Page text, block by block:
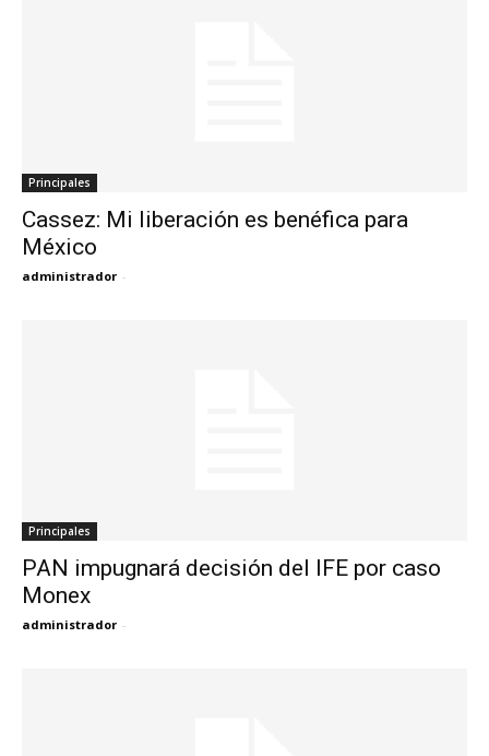
Principales
Cassez: Mi liberación es benéfica para
México
administrador -
Principales
PAN impugnará decisión del IFE por caso
Monex
administrador -